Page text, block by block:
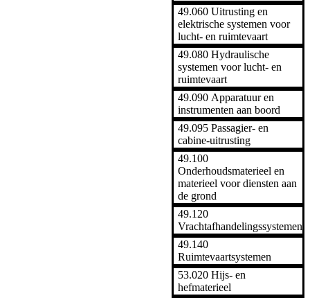
49.060 Uitrusting en
elektrische systemen voor
lucht- en ruimtevaart
49.080 Hydraulische
systemen voor lucht- en
ruimtevaart
49.090 Apparatuur en
instrumenten aan boord
49.095 Passagier- en
cabine-uitrusting
49.100
Onderhoudsmaterieel en
materieel voor diensten aan
de grond
49.120
Vrachtafhandelingssystemen
49.140
Ruimtevaartsystemen
53.020 Hijs- en
hefmaterieel